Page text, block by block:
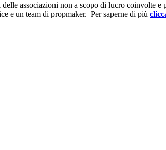
associazioni non a scopo di lucro coinvolte
e un team di propmaker. Per saperne di più